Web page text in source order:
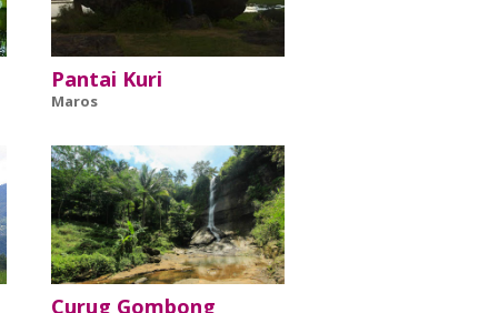
Pantai Kuri
Maros
Curug Gombong